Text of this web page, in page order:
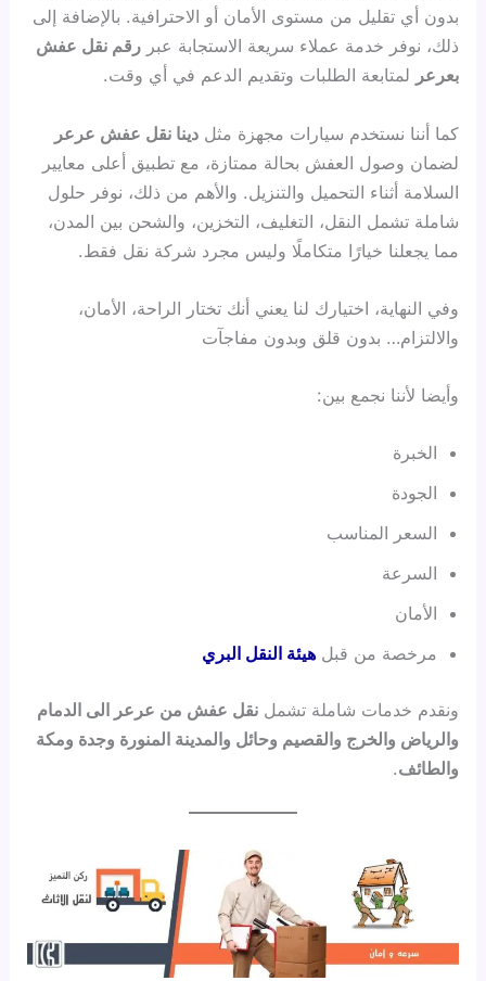
بدون أي تقليل من مستوى الأمان أو الاحترافية. بالإضافة إلى
ذلك، نوفر خدمة عملاء سريعة الاستجابة عبررقم نقل عفش
بعرعر لمتابعة الطلبات وتقديم الدعم في أي وقت.
كما أننا نستخدم سيارات مجهزة مثلدينا نقل عفش عرعر
لضمان وصول العفش بحالة ممتازة، مع تطبيق أعلى معايير
السلامة أثناء التحميل والتنزيل. والأهم من ذلك، نوفر حلول
شاملة تشمل النقل، التغليف، التخزين، والشحن بين المدن،
مما يجعلنا خيارًا متكاملًا وليس مجرد شركة نقل فقط.
وفي النهاية، اختيارك لنا يعني أنك تختار الراحة، الأمان،
والالتزام… بدون قلق وبدون مفاجآت
وأيضا لأننا نجمع بين:
الخبرة
الجودة
السعر المناسب
السرعة
الأمان
مرخصة من قبلهيئة النقل البري
ونقدم خدمات شاملة تشملنقل عفش من عرعر الى الدمام
والرياض والخرج والقصيم وحائل والمدينة المنورة وجدة ومكة
والطائف.